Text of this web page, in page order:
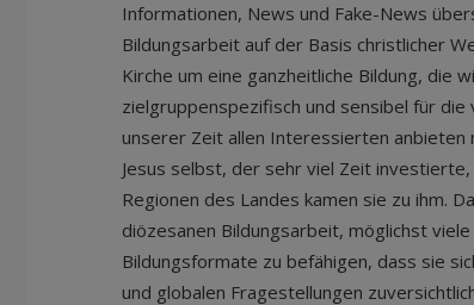
Informationen, News und Fake-News
Bildungsarbeit auf der Basis christlicher
Kirche um eine ganzheitliche Bildung, die
zielgruppenspezifisch und sensibel für
unserer Zeit allen Interessierten anbieten
Jesus selbst, der sehr viel Zeit
Regionen des Landes kamen sie zu ihm.
diözesanen Bildungsarbeit, möglichst
Bildungsformate zu befähigen, dass sie
und globalen Fragestellungen